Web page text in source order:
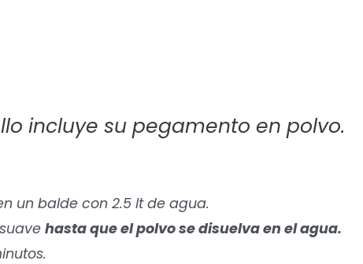
incluye su pegamento en polvo.
un balde con 2.5 lt de agua.
hasta que el polvo se disuelva en el agua.